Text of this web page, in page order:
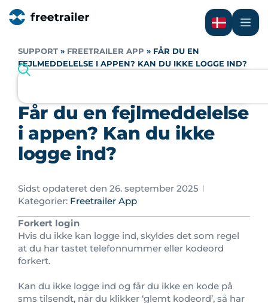
SUPPORT » FREETRAILER APP » FÅR DU EN
FEJLMEDDELELSE I APPEN? KAN DU IKKE LOGGE IND?
Får du en fejlmeddelelse
i appen? Kan du ikke
logge ind?
Sidst opdateret den 26. september 2025
Kategorier: Freetrailer App
Forkert login
Hvis du ikke kan logge ind, skyldes det som regel
at du har tastet telefonnummer eller kodeord
forkert.
Kan du ikke logge ind og får du ikke en kode på
sms tilsendt, når du klikker ‘glemt kodeord’, så har